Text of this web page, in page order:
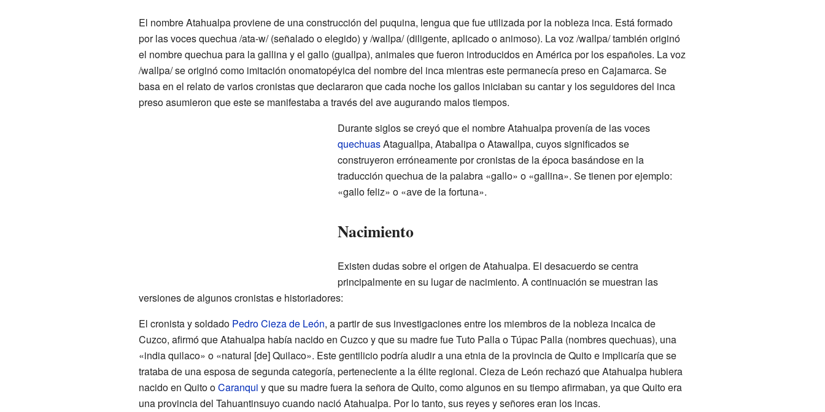
El nombre Atahualpa proviene de una construcción del puquina, lengua que fue utilizada por la nobleza inca. Está formado
por las voces quechua /ata-w/ (señalado o elegido) y /wallpa/ (diligente, aplicado o animoso). La voz /wallpa/ también originó
el nombre quechua para la gallina y el gallo (guallpa), animales que fueron introducidos en América por los españoles. La voz
/wallpa/ se originó como imitación onomatopéyica del nombre del inca mientras este permanecía preso en Cajamarca. Se
basa en el relato de varios cronistas que declararon que cada noche los gallos iniciaban su cantar y los seguidores del inca
preso asumieron que este se manifestaba a través del ave augurando malos tiempos.
Durante siglos se creyó que el nombre Atahualpa provenía de las voces
quechuasAtaguallpa, Atabalipa o Atawallpa, cuyos significados se
construyeron erróneamente por cronistas de la época basándose en la
traducción quechua de la palabra «gallo» o «gallina». Se tienen por ejemplo:
«gallo feliz» o «ave de la fortuna».
Nacimiento
Existen dudas sobre el origen de Atahualpa. El desacuerdo se centra
principalmente en su lugar de nacimiento. A continuación se muestran las
versiones de algunos cronistas e historiadores:
El cronista y soldado Pedro Cieza de León, a partir de sus investigaciones entre los miembros de la nobleza incaica de
Cuzco, afirmó que Atahualpa había nacido en Cuzco y que su madre fue Tuto Palla o Túpac Palla (nombres quechuas), una
«india quilaco» o «natural [de] Quilaco». Este gentilicio podría aludir a una etnia de la provincia de Quito e implicaría que se
trataba de una esposa de segunda categoría, perteneciente a la élite regional. Cieza de León rechazó que Atahualpa hubiera
nacido en Quito oCaranqui y que su madre fuera la señora de Quito, como algunos en su tiempo afirmaban, ya que Quito era
una provincia del Tahuantinsuyo cuando nació Atahualpa. Por lo tanto, sus reyes y señores eran los incas.